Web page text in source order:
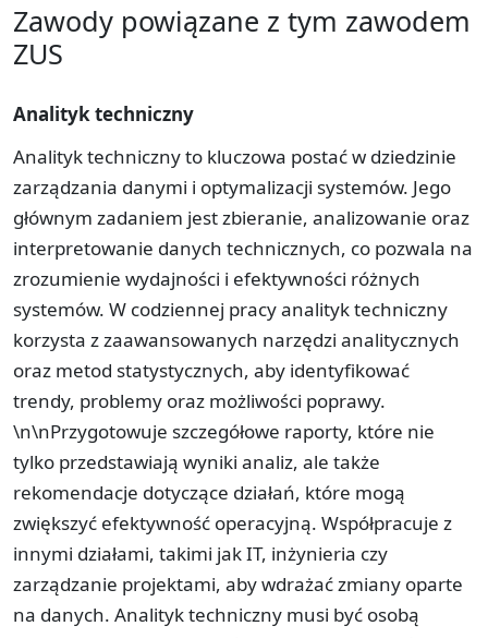
Zawody powiązane z tym zawodem
ZUS
Analityk techniczny
Analityk techniczny to kluczowa postać w dziedzinie
zarządzania danymi i optymalizacji systemów. Jego
głównym zadaniem jest zbieranie, analizowanie oraz
interpretowanie danych technicznych, co pozwala na
zrozumienie wydajności i efektywności różnych
systemów. W codziennej pracy analityk techniczny
korzysta z zaawansowanych narzędzi analitycznych
oraz metod statystycznych, aby identyfikować
trendy, problemy oraz możliwości poprawy.
\n\nPrzygotowuje szczegółowe raporty, które nie
tylko przedstawiają wyniki analiz, ale także
rekomendacje dotyczące działań, które mogą
zwiększyć efektywność operacyjną. Współpracuje z
innymi działami, takimi jak IT, inżynieria czy
zarządzanie projektami, aby wdrażać zmiany oparte
na danych. Analityk techniczny musi być osobą